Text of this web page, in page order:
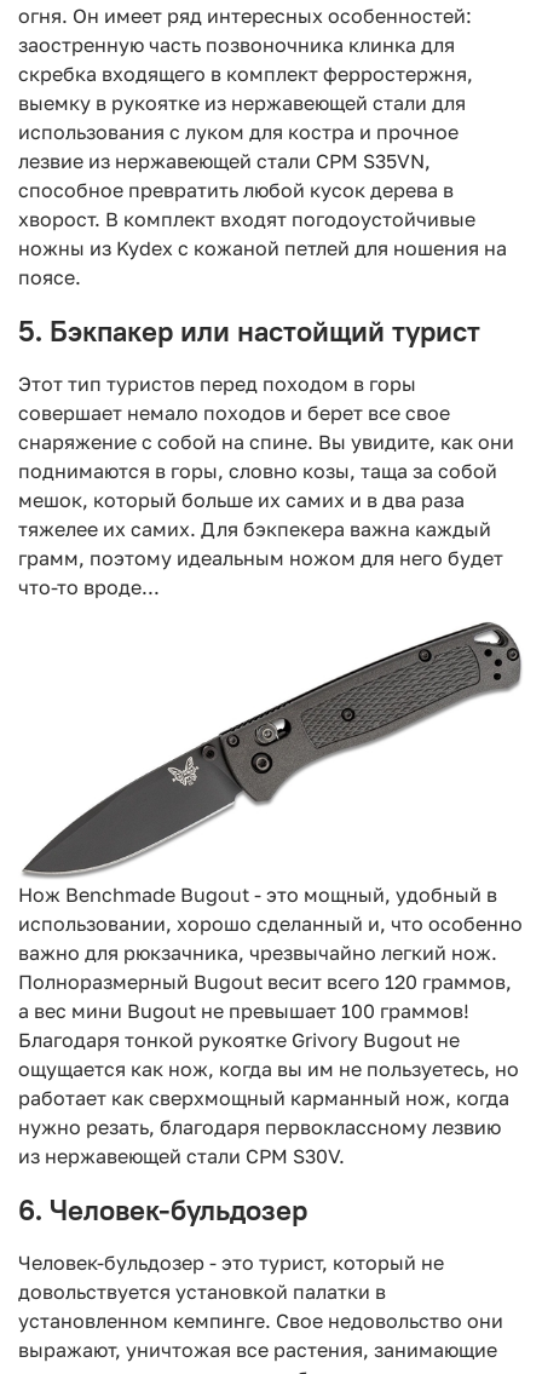
огня. Он имеет ряд интересных особенностей:
заостренную часть позвоночника клинка для
скребка входящего в комплект ферростержня,
выемку в рукоятке из нержавеющей стали для
использования с луком для костра и прочное
лезвие из нержавеющей стали CPM S35VN,
способное превратить любой кусок дерева в
хворост. В комплект входят погодоустойчивые
ножны из Kydex с кожаной петлей для ношения на
поясе.
5. Бэкпакер или настойщий турист
Этот тип туристов перед походом в горы
совершает немало походов и берет все свое
снаряжение с собой на спине. Вы увидите, как они
поднимаются в горы, словно козы, таща за собой
мешок, который больше их самих и в два раза
тяжелее их самих. Для бэкпекера важна каждый
грамм, поэтому идеальным ножом для него будет
что-то вроде...
Нож Benchmade Bugout - это мощный, удобный в
использовании, хорошо сделанный и, что особенно
важно для рюкзачника, чрезвычайно легкий нож.
Полноразмерный Bugout весит всего 120 граммов,
а вес мини Bugout не превышает 100 граммов!
Благодаря тонкой рукоятке Grivory Bugout не
ощущается как нож, когда вы им не пользуетесь, но
работает как сверхмощный карманный нож, когда
нужно резать, благодаря первоклассному лезвию
из нержавеющей стали CPM S30V.
6. Человек-бульдозер
Человек-бульдозер - это турист, который не
довольствуется установкой палатки в
установленном кемпинге. Свое недовольство они
выражают, уничтожая все растения, занимающие